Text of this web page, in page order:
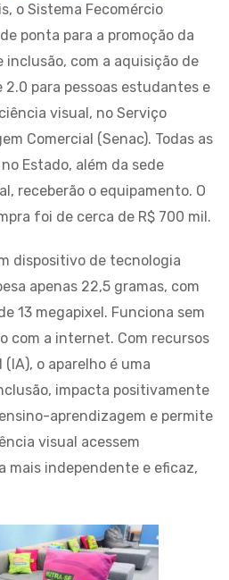
o Sistema Fecomércio
ponta para a promoção da
inclusão, com a aquisição de
2.0 para pessoas estudantes e
visual, no Serviço
Comercial (Senac). Todas as
Estado, além da sede
receberão o equipamento. O
foi de cerca de R$ 700 mil.
dispositivo de tecnologia
apenas 22,5 gramas, com
13 megapixel. Funciona sem
com a internet. Com recursos
o aparelho é uma
impacta positivamente
aprendizagem e permite
visual acessem
mais independente e eficaz,